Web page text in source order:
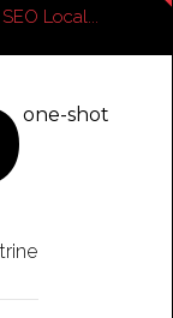
Local...
one-shot